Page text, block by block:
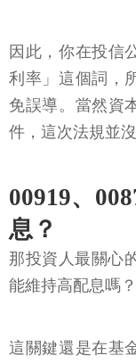
因此，你在投信
利率」這個詞，
免誤導。當然資
件，這次法規並
00919、
息？
那投資人最關心
能維持高配息嗎？
這關鍵還是在基